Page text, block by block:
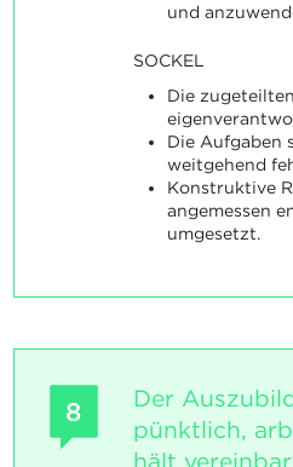
und
SOCKEL
Die
Die Aufgaben
weitgehend
Konstruktive
angemessen
umgesetzt.
8
Der
pünktlich,